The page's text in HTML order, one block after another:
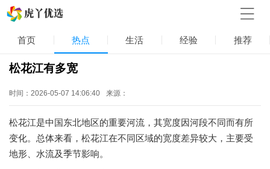
首页 热点 生活 经验 推荐
松花江有多宽
时间：2026-05-07 14:06:40 来源：
松花江是中国东北地区的重要河流，其宽度因河段不同而有所
变化。总体来看，松花江在不同区域的宽度差异较大，主要受
地形、水流及季节影响。